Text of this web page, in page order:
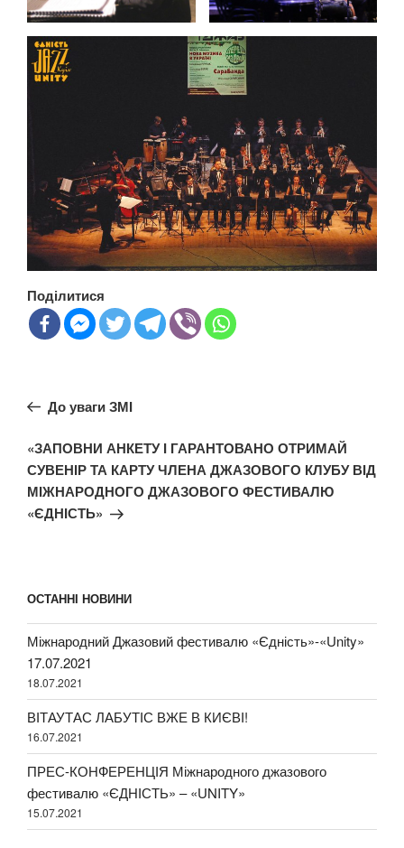
Поділитися
записів
Попередній
До уваги ЗМІ
Наступний
запис
«ЗАПОВНИ АНКЕТУ І ГАРАНТОВАНО ОТРИМАЙ
СУВЕНІР ТА КАРТУ ЧЛЕНА ДЖАЗОВОГО КЛУБУ ВІД
МІЖНАРОДНОГО ДЖАЗОВОГО ФЕСТИВАЛЮ
«ЄДНІСТЬ»
ОСТАННІ НОВИНИ
Міжнародний Джазовий фестивалю «Єдність»-«Unity»
17.07.2021
18.07.2021
ВІТАУТАС ЛАБУТІС ВЖЕ В КИЄВІ!
16.07.2021
ПРЕС-КОНФЕРЕНЦІЯ Міжнародного джазового
фестивалю «ЄДНІСТЬ» – «UNITY»
15.07.2021